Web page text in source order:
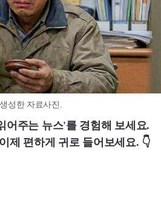
성한 자료사진.
어주는 뉴스'를 경험해 보세요.
제 편하게 귀로 들어보세요. 👇